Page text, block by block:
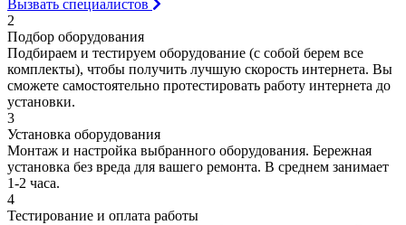
Вызвать специалистов
2
Подбор оборудования
Подбираем и тестируем оборудование (с собой берем все
комплекты), чтобы получить лучшую скорость интернета. Вы
сможете самостоятельно протестировать работу интернета до
установки.
3
Установка оборудования
Монтаж и настройка выбранного оборудования. Бережная
установка без вреда для вашего ремонта. В среднем занимает
1-2 часа.
4
Тестирование и оплата работы